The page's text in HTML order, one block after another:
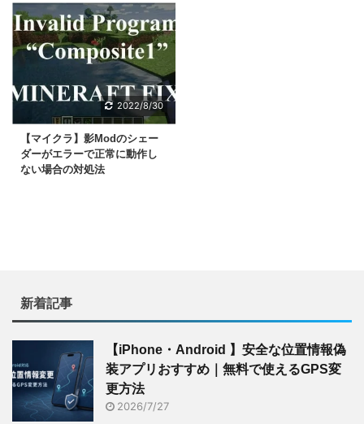
2022/8/30
【マイクラ】影Modのシェー
ダーがエラーで正常に動作し
ない場合の対処法
新着記事
【iPhone・Android 】安全な位置情報偽
装アプリおすすめ｜無料で使えるGPS変
更方法
2026/7/27